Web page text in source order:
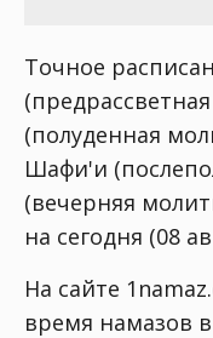
Точное
(полуденная
Шафи'и
(вечерняя
на сегодня (08
На сайте
время намазов